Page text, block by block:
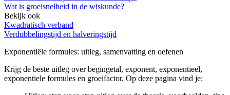
Wat is groeisnelheid in de wiskunde?
Bekijk ook
Kwadratisch verband
Verdubbelingstijd en halveringstijd
Exponentiële formules: uitleg, samenvatting en oefenen
Krijg de beste uitleg over begingetal, exponent, exponentieel,
exponentiele formules en groeifactor. Op deze pagina vind je: